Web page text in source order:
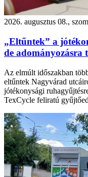
2026. augusztus 08.,
„Eltűntek” a
de adományozásra
Az elmúlt időszakban
eltűntek Nagyvárad
jótékonysági
TexCycle feliratú